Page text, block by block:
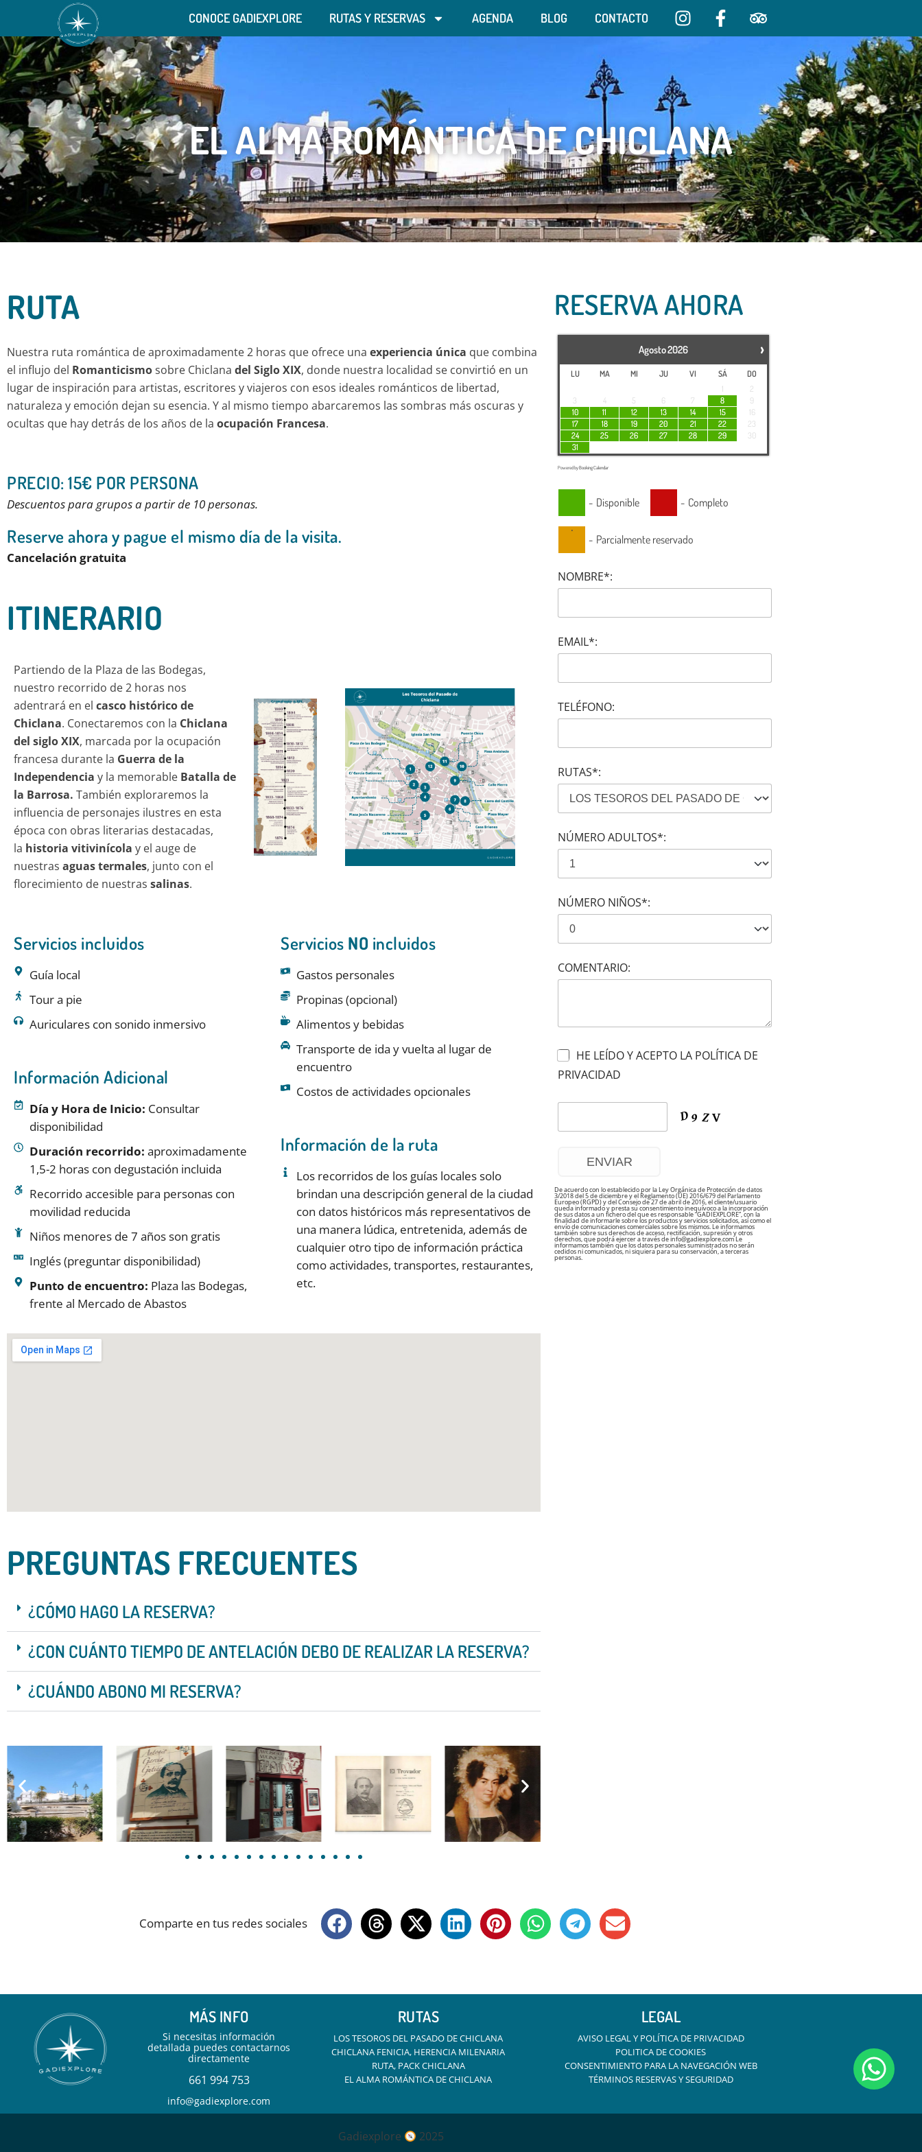
CONOCE GADIEXPLORE RUTAS Y RESERVAS AGENDA BLOG CONTACTO
EL ALMA ROMÁNTICA DE CHICLANA
RUTA
Nuestra ruta romántica de aproximadamente 2 horas que ofrece una experiencia única que combina
el influjo del Romanticismosobre Chiclana del Siglo XIX, donde nuestra localidad se convirtió en un
lugar de inspiración para artistas, escritores y viajeros con esos ideales románticos de libertad,
naturaleza y emoción dejan su esencia. Y al mismo tiempo abarcaremos las sombras más oscuras y
ocultas que hay detrás de los años de la ocupación Francesa.
PRECIO: 15€ POR PERSONA
Descuentos para grupos a partir de 10 personas.
Reserve ahora y pague el mismo día de la visita.
Cancelación gratuita
ITINERARIO
Partiendo de la Plaza de las Bodegas,
nuestro recorrido de 2 horas nos
adentrará en el casco histórico de
Chiclana. Conectaremos con la Chiclana
del siglo XIX, marcada por la ocupación
francesa durante la Guerra de la
Independencia y la memorable Batalla de
la Barrosa. También exploraremos la
influencia de personajes ilustres en esta
época con obras literarias destacadas,
la historia vitivinícola y el auge de
nuestras aguas termales, junto con el
florecimiento de nuestras salinas.
Servicios incluidos
Guía local
Tour a pie
Auriculares con sonido inmersivo
Información Adicional
Día y Hora de Inicio: Consultar
disponibilidad
Duración recorrido: aproximadamente
1,5-2 horas con degustación incluida
Recorrido accesible para personas con
movilidad reducida
Niños menores de 7 años son gratis
Inglés (preguntar disponibilidad)
Punto de encuentro: Plaza las Bodegas,
frente al Mercado de Abastos
Servicios NO incluidos
Gastos personales
Propinas (opcional)
Alimentos y bebidas
Transporte de ida y vuelta al lugar de
encuentro
Costos de actividades opcionales
Información de la ruta
Los recorridos de los guías locales solo
brindan una descripción general de la ciudad
con datos históricos más representativos de
una manera lúdica, entretenida, además de
cualquier otro tipo de información práctica
como actividades, transportes, restaurantes,
etc.
PREGUNTAS FRECUENTES
¿CÓMO HAGO LA RESERVA?
¿CON CUÁNTO TIEMPO DE ANTELACIÓN DEBO DE REALIZAR LA RESERVA?
¿CUÁNDO ABONO MI RESERVA?
RESERVA AHORA
›
Agosto2026
LU MA MI JU VI SÁ
DO
1
2
3
4 5 6 7 8
9
10
11 12 13 14 15
16
17
18 19 20 21 22
23
24
25 26 27 28 29
30
31
Powered byBooking Calendar
- Disponible - Completo
·
- Parcialmente reservado
NOMBRE*:
EMAIL*:
TELÉFONO:
RUTAS*:
NÚMERO ADULTOS*:
NÚMERO NIÑOS*:
COMENTARIO:
HE LEÍDO Y ACEPTO LA POLÍTICA DE
PRIVACIDAD
De acuerdo con lo establecido por la Ley Orgánica de Protección de datos
3/2018 del 5 de diciembre y el Reglamento (UE) 2016/679 del Parlamento
Europeo (RGPD) y del Consejo de 27 de abril de 2016, el cliente/usuario
queda informado y presta su consentimiento inequívoco a la incorporación
de sus datos a un fichero del que es responsable “GADIEXPLORE”, con la
finalidad de informarle sobre los productos y servicios solicitados, así como el
envío de comunicaciones comerciales sobre los mismos. Le informamos
también sobre sus derechos de acceso, rectificación, supresión y otros
derechos, que podrá ejercer a través de info@gadiexplore.com Le
informamos también que los datos personales suministrados no serán
cedidos ni comunicados, ni siquiera para su conservación, a terceras
personas.
Comparte en tus redes sociales
MÁS INFO
Si necesitas información
detallada puedes contactarnos
directamente
661 994 753
info@gadiexplore.com
RUTAS
LOS TESOROS DEL PASADO DE CHICLANA
CHICLANA FENICIA, HERENCIA MILENARIA
RUTA, PACK CHICLANA
EL ALMA ROMÁNTICA DE CHICLANA
LEGAL
AVISO LEGAL Y POLÍTICA DE PRIVACIDAD
POLITICA DE COOKIES
CONSENTIMIENTO PARA LA NAVEGACIÓN WEB
TÉRMINOS RESERVAS Y SEGURIDAD
Gadiexplore 2025